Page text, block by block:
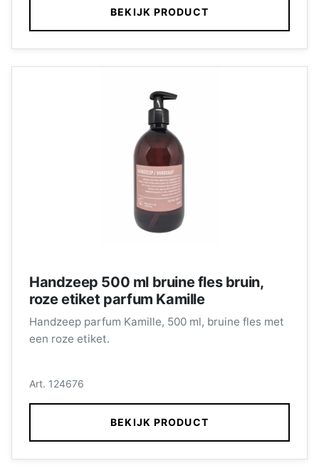
BEKIJK PRODUCT
Handzeep 500 ml bruine fles bruin,
roze etiket parfum Kamille
Handzeep parfum Kamille, 500 ml, bruine fles met
een roze etiket.
Art. 124676
BEKIJK PRODUCT